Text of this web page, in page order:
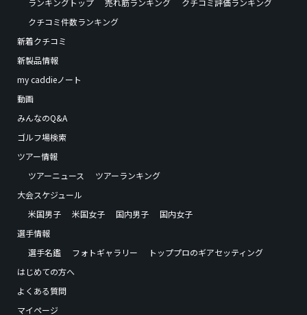
ランキングトップ
売れ筋ランキング
クチコミ評価ランキング
クチコミ件数ランキング
新着クチコミ
新製品情報
my caddieノート
動画
みんなのQ&A
ゴルフ場検索
ツアー情報
ツアーニュース
ツアーランキング
大会スケジュール
米国男子
米国女子 国内男子
国内女子
選手情報
選手名鑑
フォトギャラリー
トッププロのギアセッティング
はじめての方へ
よくある質問
マイページ